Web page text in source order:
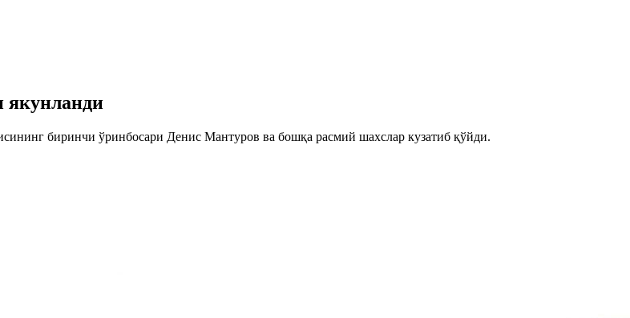
якунланди
биринчи ўринбосари Денис Мантуров ва бошқа расмий шахслар кузатиб қўйди.